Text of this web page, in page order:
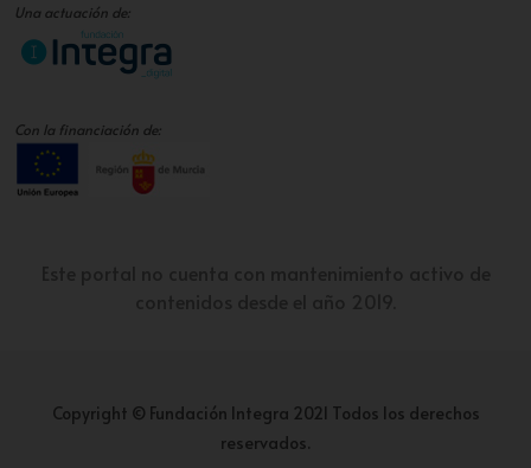
Una actuación de:
Con la financiación de:
Copyright © Fundación Integra 2021 Todos los derechos
reservados.